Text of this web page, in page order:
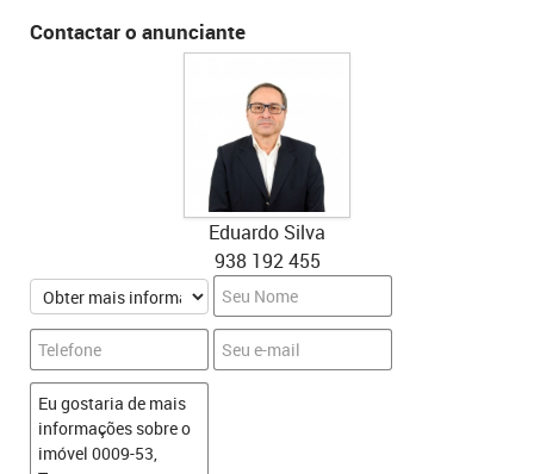
Contactar o anunciante
Eduardo Silva
938 192 455